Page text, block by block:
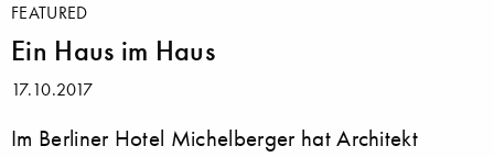
FEATURED
Ein Haus im Haus
17.10.2017
Im Berliner Hotel Michelberger hat Architekt